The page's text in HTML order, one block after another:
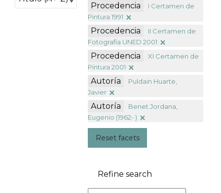
Procedencia
I Certamen de
Pintura 1991
Procedencia
II Certamen de
Fotografía UNED 2001
Procedencia
XI Certamen de
Pintura 2001
Autoría
Puldain Huarte,
Javier
Autoría
Benet Jordana,
Eugenio (1962- )
Reset facets
Refine search